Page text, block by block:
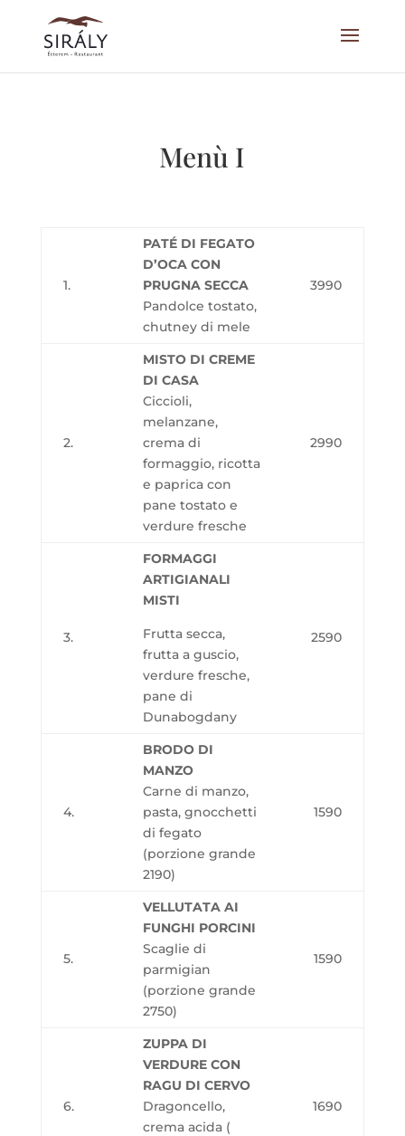
Menù I
1.
PATÉ DI FEGATO
D’OCA CON
PRUGNA SECCA
Pandolce tostato,
chutney di mele
3990
2.
MISTO DI CREME
DI CASA
Ciccioli,
melanzane,
crema di
formaggio, ricotta
e paprica con
pane tostato e
verdure fresche
2990
3.
FORMAGGI
ARTIGIANALI
MISTI
Frutta secca,
frutta a guscio,
verdure fresche,
pane di
Dunabogdany
2590
4.
BRODO DI
MANZO
Carne di manzo,
pasta, gnocchetti
di fegato
(porzione grande
2190)
1590
5.
VELLUTATA AI
FUNGHI PORCINI
Scaglie di
parmigian
(porzione grande
2750)
1590
6.
ZUPPA DI
VERDURE CON
RAGU DI CERVO
Dragoncello,
crema acida (
1690